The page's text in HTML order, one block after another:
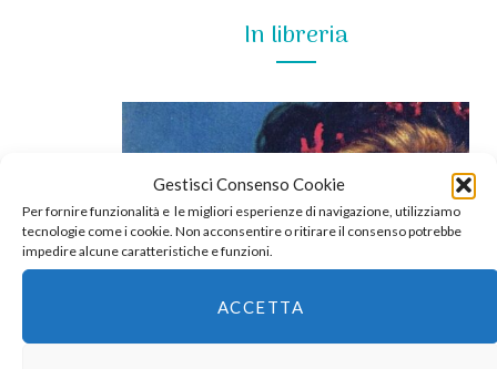
Gestisci Consenso Cookie
Per fornire funzionalità e le migliori esperienze di navigazione, utilizziamo
tecnologie come i cookie. Non acconsentire o ritirare il consenso potrebbe
impedire alcune caratteristiche e funzioni.
ACCETTA
In libreria